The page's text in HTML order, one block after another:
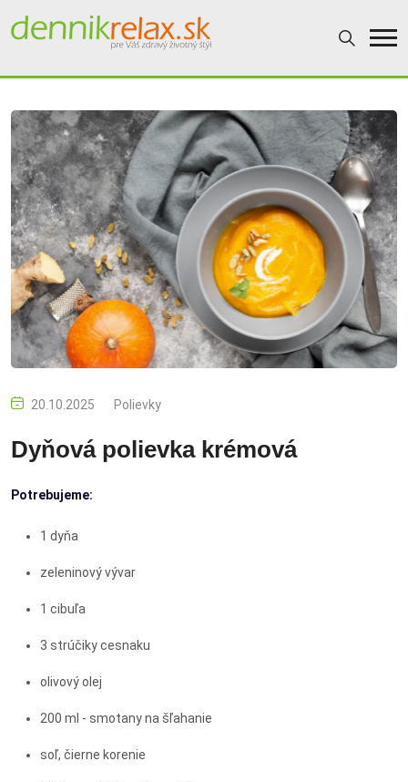
20.10.2025 Polievky
Dyňová polievka krémová
Potrebujeme:
1 dyňa
zeleninový vývar
1 cibuľa
3 strúčiky cesnaku
olivový olej
200 ml - smotany na šľahanie
soľ, čierne korenie